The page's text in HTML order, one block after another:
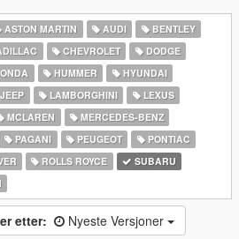
ASTON MARTIN AUDI
BENTLEY
CHEVROLET
DODGE
HUMMER
HYUNDAI
LAMBORGHINI
LEXUS
MCLAREN
MERCEDES-BENZ
PAGANI PEUGEOT
PONTIAC
ROLLS ROYCE
SUBARU
etter: Nyeste Versjoner